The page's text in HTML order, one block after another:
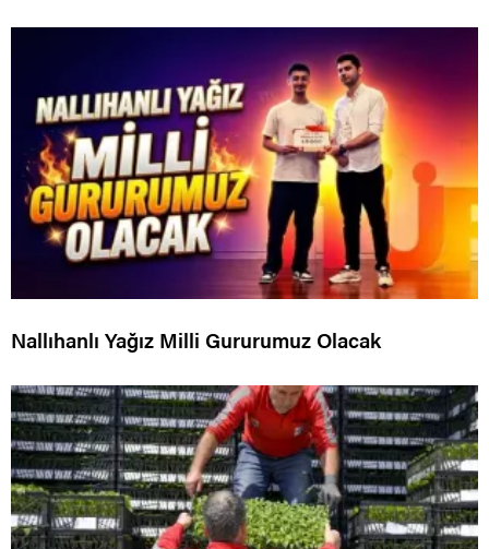
Nallıhanlı Yağız Milli Gururumuz Olacak